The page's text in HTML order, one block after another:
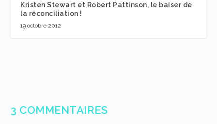
Kristen Stewart et Robert Pattinson, le baiser de
la réconciliation !
19 octobre 2012
3 COMMENTAIRES